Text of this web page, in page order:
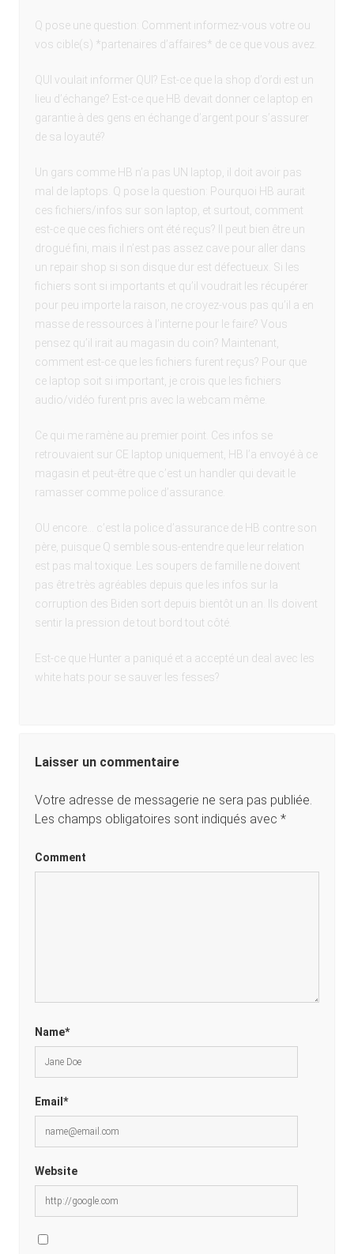
Q pose une question: Comment informez-vous votre ou
vos cible(s) *partenaires d’affaires* de ce que vous avez.
QUI voulait informer QUI? Est-ce que la shop d’ordi est un
lieu d’échange? Est-ce que HB devait donner ce laptop en
garantie à des gens en échange d’argent pour s’assurer
de sa loyauté?
Un gars comme HB n’a pas UN laptop, il doit avoir pas
mal de laptops. Q pose la question: Pourquoi HB aurait
ces fichiers/infos sur son laptop, et surtout, comment
est-ce que ces fichiers ont été reçus? Il peut bien être un
drogué fini, mais il n’est pas assez cave pour aller dans
un repair shop si son disque dur est défectueux. Si les
fichiers sont si importants et qu’il voudrait les récupérer
pour peu importe la raison, ne croyez-vous pas qu’il a en
masse de ressources à l’interne pour le faire? Vous
pensez qu’il irait au magasin du coin? Maintenant,
comment est-ce que les fichiers furent reçus? Pour que
ce laptop soit si important, je crois que les fichiers
audio/vidéo furent pris avec la webcam même.
Ce qui me ramène au premier point. Ces infos se
retrouvaient sur CE laptop uniquement, HB l’a envoyé à ce
magasin et peut-être que c’est un handler qui devait le
ramasser comme police d’assurance.
OU encore… c’est la police d’assurance de HB contre son
père, puisque Q semble sous-entendre que leur relation
est pas mal toxique. Les soupers de famille ne doivent
pas être très agréables depuis que les infos sur la
corruption des Biden sort depuis bientôt un an. Ils doivent
sentir la pression de tout bord tout côté.
Est-ce que Hunter a paniqué et a accepté un deal avec les
white hats pour se sauver les fesses?
Laisser un commentaire
Votre adresse de messagerie ne sera pas publiée.
Les champs obligatoires sont indiqués avec *
Comment
Name*
Email*
Website